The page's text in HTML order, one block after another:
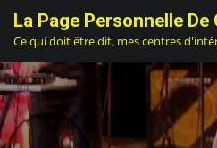
content
La Page Personnelle
Ce qui doit être dit, mes centres